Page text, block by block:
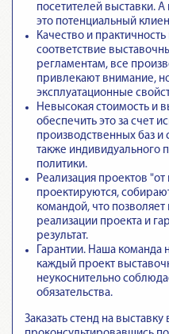
посетителей выставки.
это потенциальный
Качество и
соответствие
регламентам, все
привлекают внимание,
эксплуатационные
Невысокая стоимость и
обеспечить это за счет
производственных баз
также индивидуального
политики.
Реализация проектов "от
проектируются,
командой, что
реализации проекта и
результат.
Гарантии. Наша команда
каждый проект
неукоснительно
обязательства.
Заказать стенд на